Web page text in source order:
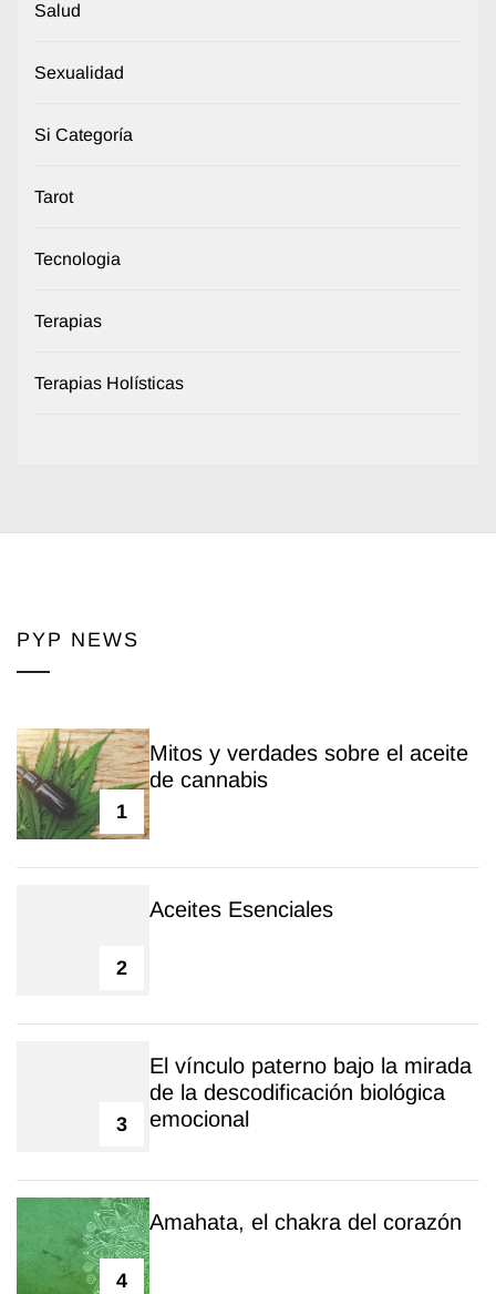
Salud
Sexualidad
Si Categoría
Tarot
Tecnologia
Terapias
Terapias Holísticas
PYP NEWS
1
Mitos y verdades sobre el aceite
de cannabis
2
Aceites Esenciales
3
El vínculo paterno bajo la mirada
de la descodificación biológica
emocional
4
Amahata, el chakra del corazón